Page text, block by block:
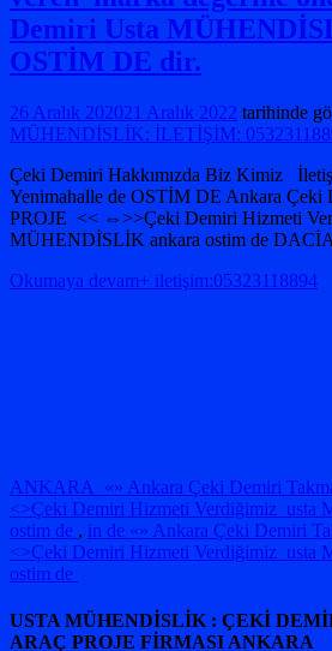
Demiri Usta
OSTİM DE dir.
26 Aralık 202021 Aralık 2022 tarihinde
MÜHENDİSLİK: İLETİŞİM:
Çeki Demiri Hakkımızda Biz Kimiz
Yenimahalle de OSTİM DE Ankara Çeki
PROJE << ⇔>>Çeki Demiri Hizmeti
MÜHENDİSLİK ankara ostim de
Okumaya devam+ iletişim:05323118894
ANKARA «» Ankara Çeki Demiri
<>Çeki Demiri Hizmeti Verdiğimiz usta
ostim de , in de «» Ankara Çeki Demiri
<>Çeki Demiri Hizmeti Verdiğimiz usta
ostim de
USTA MÜHENDİSLİK : ÇEKİ
ARAÇ PROJE FİRMASI ANKARA